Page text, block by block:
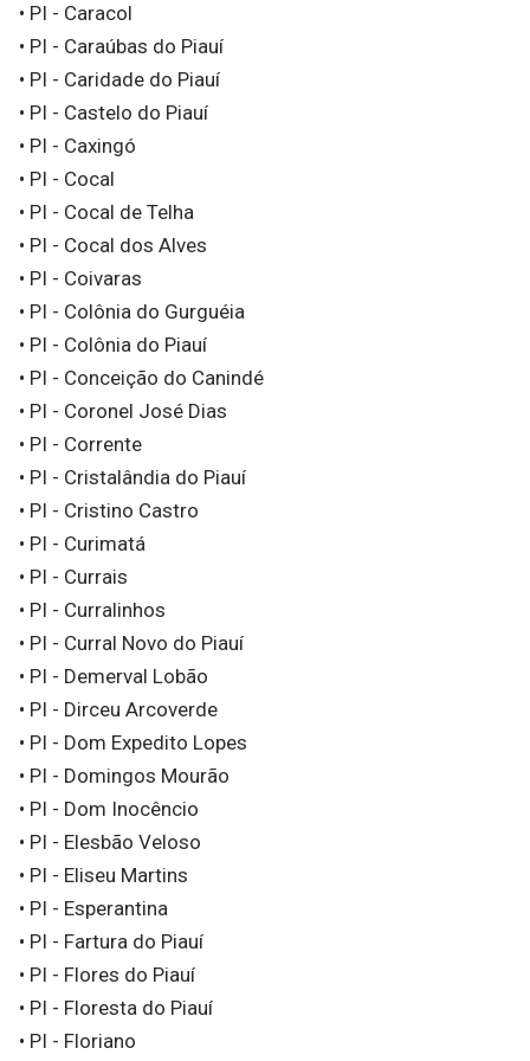
• PI - Caracol
• PI - Caraúbas do Piauí
• PI - Caridade do Piauí
• PI - Castelo do Piauí
• PI - Caxingó
• PI - Cocal
• PI - Cocal de Telha
• PI - Cocal dos Alves
• PI - Coivaras
• PI - Colônia do Gurguéia
• PI - Colônia do Piauí
• PI - Conceição do Canindé
• PI - Coronel José Dias
• PI - Corrente
• PI - Cristalândia do Piauí
• PI - Cristino Castro
• PI - Curimatá
• PI - Currais
• PI - Curralinhos
• PI - Curral Novo do Piauí
• PI - Demerval Lobão
• PI - Dirceu Arcoverde
• PI - Dom Expedito Lopes
• PI - Domingos Mourão
• PI - Dom Inocêncio
• PI - Elesbão Veloso
• PI - Eliseu Martins
• PI - Esperantina
• PI - Fartura do Piauí
• PI - Flores do Piauí
• PI - Floresta do Piauí
• PI - Floriano